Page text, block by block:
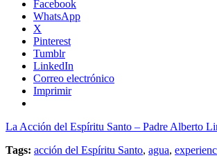
Facebook
WhatsApp
X
Pinterest
Tumblr
LinkedIn
Correo electrónico
Imprimir
La Acción del Espíritu Santo – Padre Alberto
Tags: acción del Espíritu Santo, agua,